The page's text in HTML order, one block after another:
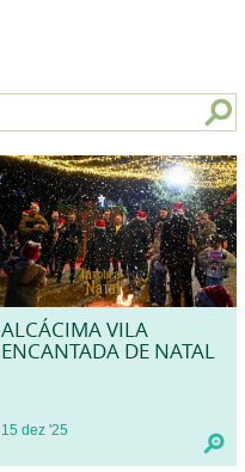
ALCÁCIMA VILA
ENCANTADA DE NATAL
15 dez '25